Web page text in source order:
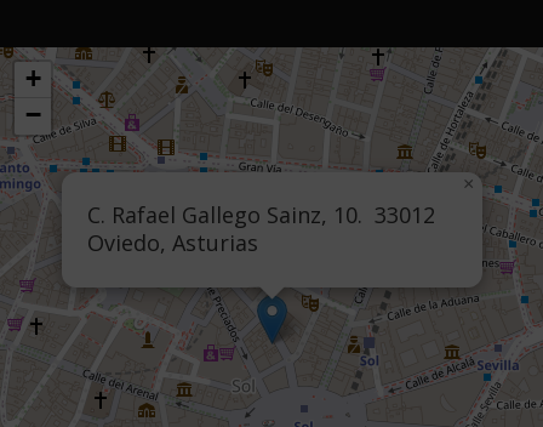
C. Rafael Gallego Sainz, 10. 33012
Oviedo, Asturias
×
+
−